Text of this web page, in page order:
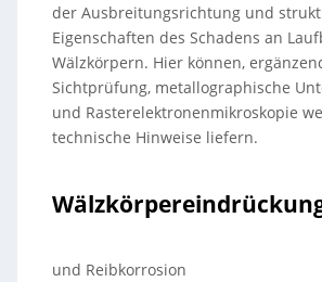
der Ausbreitungsrichtung und
Eigenschaften des Schadens an
Wälzkörpern. Hier können,
Sichtprüfung, metallographische
und Rasterelektronenmikroskopie
technische Hinweise liefern.
und Reibkorrosion